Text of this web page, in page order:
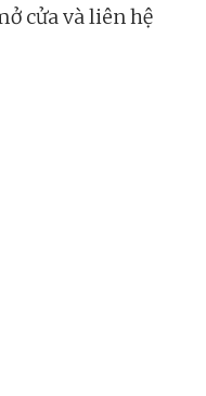
cửa và liên hệ